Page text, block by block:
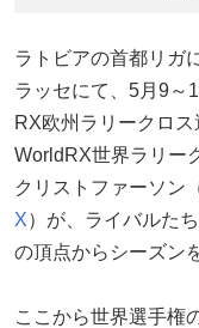
ラトビアの首都リガ
ラッセにて、5月9～
RX欧州ラリークロ
WorldRX世界ラリー
クリストファーソン
X）が、ライバルた
の頂点からシーズン
ここから世界選手権